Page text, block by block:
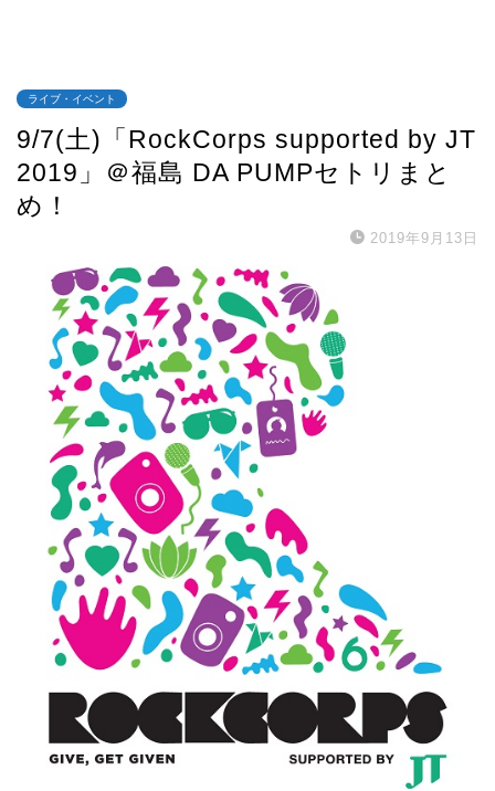
ライブ・イベント
9/7(土)「RockCorps supported by JT
2019」＠福島 DA PUMPセトリまと
め！
2019年9月13日